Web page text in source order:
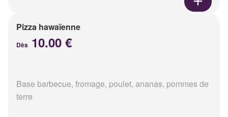
Pizza hawaïenne
Dès 10.00 €
Base barbecue, fromage, poulet, ananas, pommes de
terre